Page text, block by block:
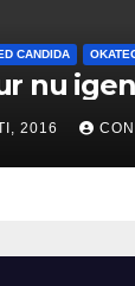
CANDIDA
nu
2016